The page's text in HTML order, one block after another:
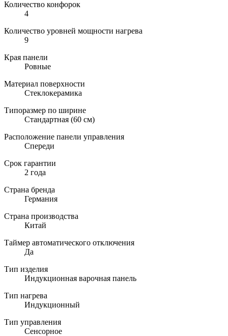
Количество конфорок
4
Количество уровней мощности нагрева
9
Края панели
Ровные
Материал поверхности
Стеклокерамика
Типоразмер по ширине
Стандартная (60 см)
Расположение панели управления
Спереди
Срок гарантии
2 года
Страна бренда
Германия
Страна производства
Китай
Таймер автоматического отключения
Да
Тип изделия
Индукционная варочная панель
Тип нагрева
Индукционный
Тип управления
Сенсорное